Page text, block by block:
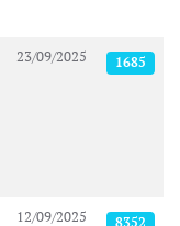
23/09/2025 1685
12/09/2025 8352